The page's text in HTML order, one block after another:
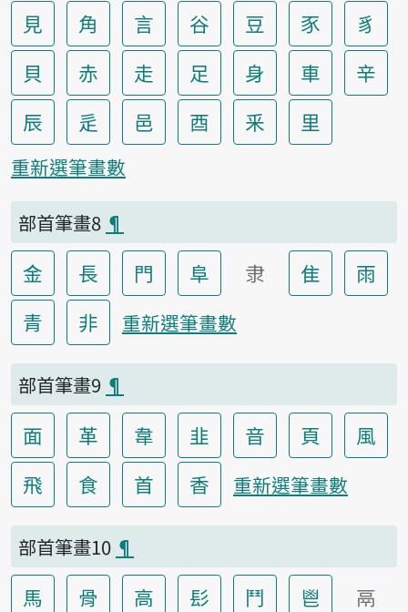
見 角 言 谷 豆 豕
豸
貝
赤 走 足 身 車
辛
辰
辵 邑 酉 釆 里
重新選筆畫數
部首筆畫8 ¶
金 長 門 阜 隶 隹
雨
青
非 重新選筆畫數
部首筆畫9 ¶
面 革 韋 韭 音 頁
風
飛
食 首 香 重新選筆畫數
部首筆畫10 ¶
馬 骨 高 髟 鬥 鬯
鬲